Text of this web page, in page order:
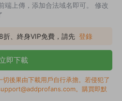
端上傳，添加合法域名即可。 修改
折、終身VIP免費，請先 登錄
立即下載
後果由下載用戶自行承擔。若侵犯了
。購買即默